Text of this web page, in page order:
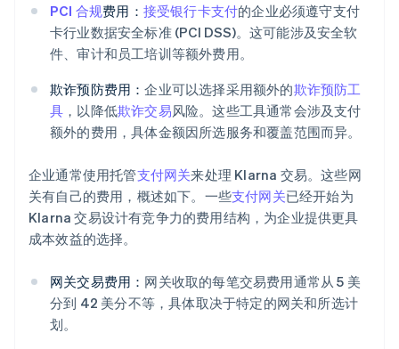
PCI 合规费用： 接受银行卡支付的企业必须遵守支付
卡行业数据安全标准 (PCI DSS)。这可能涉及安全软
件、审计和员工培训等额外费用。
欺诈预防费用：企业可以选择采用额外的欺诈预防工
具 ，以降低欺诈交易风险。这些工具通常会涉及支付
额外的费用，具体金额因所选服务和覆盖范围而异。
企业通常使用托管支付网关来处理 Klarna 交易。这些网
关有自己的费用，概述如下。一些支付网关已经开始为
Klarna 交易设计有竞争力的费用结构，为企业提供更具
成本效益的选择。
网关交易费用： 网关收取的每笔交易费用通常从 5 美
分到 42 美分不等，具体取决于特定的网关和所选计
划。